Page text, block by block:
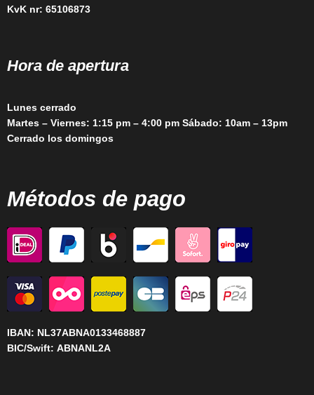
KvK nr: 65106873
Hora de apertura
Lunes cerrado
Martes – Viernes: 1:15 pm – 4:00 pm Sábado: 10am – 13pm
Cerrado los domingos
Métodos de pago
IBAN: NL37ABNA0133468887
BIC/Swift: ABNANL2A